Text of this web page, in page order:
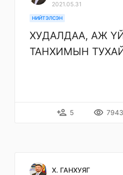
2021.05.31
НИЙТЭЛСЭН
ХУДАЛДАА, АЖ
ТАНХИМЫН
person_add 5 remove_red_eye 7943
Х. ГАНХУЯГ